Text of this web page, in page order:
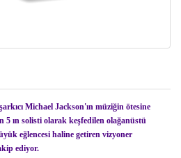
Michael Jackson'ın müziğin ötesine
5 ın solisti olarak keşfedilen olağanüstü
eğlencesi haline getiren vizyoner
ediyor.